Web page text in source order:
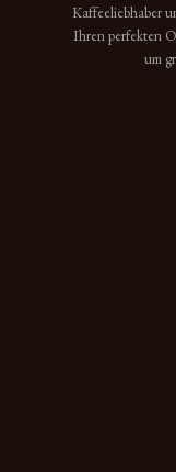
Kaffeeliebhaber
Ihren perfekten
um